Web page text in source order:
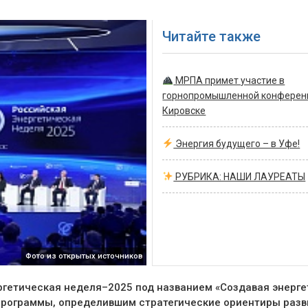
Фото из открытых источников
Читайте также
МРПА примет участие в
горнопромышленной
Кировске
Энергия будущего – в Уфе!
РУБРИКА: НАШИ ЛАУРЕАТЫ
неделя–2025 под названием «Создавая
определившим стратегические ориентиры